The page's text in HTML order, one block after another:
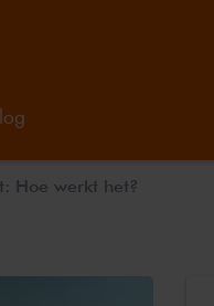
Hoe werkt het?